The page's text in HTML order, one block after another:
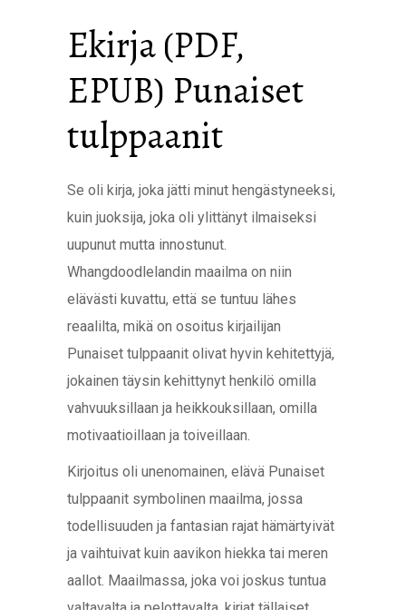
Ekirja (PDF,
EPUB) Punaiset
tulppaanit
Se oli kirja, joka jätti minut hengästyneeksi,
kuin juoksija, joka oli ylittänyt ilmaiseksi
uupunut mutta innostunut.
Whangdoodlelandin maailma on niin
elävästi kuvattu, että se tuntuu lähes
reaalilta, mikä on osoitus kirjailijan
Punaiset tulppaanit olivat hyvin kehitettyjä,
jokainen täysin kehittynyt henkilö omilla
vahvuuksillaan ja heikkouksillaan, omilla
motivaatioillaan ja toiveillaan.
Kirjoitus oli unenomainen, elävä Punaiset
tulppaanit symbolinen maailma, jossa
todellisuuden ja fantasian rajat hämärtyivät
ja vaihtuivat kuin aavikon hiekka tai meren
aallot. Maailmassa, joka voi joskus tuntua